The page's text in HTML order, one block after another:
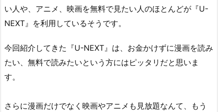
い人や、アニメ、映画を無料で見たい人のほとんどが『U-
NEXT』を利用しているそうです。
今回紹介してきた『U-NEXT』は、お金かけずに漫画を読み
たい、無料で読みたいという方にはピッタリだと思いま
す。
さらに漫画だけでなく映画やアニメも見放題なんて、もう